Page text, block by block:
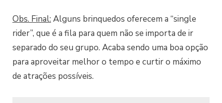
Obs. Final: Alguns brinquedos oferecem a “single
rider”, que é a fila para quem não se importa de ir
separado do seu grupo. Acaba sendo uma boa opção
para aproveitar melhor o tempo e curtir o máximo
de atrações possíveis.